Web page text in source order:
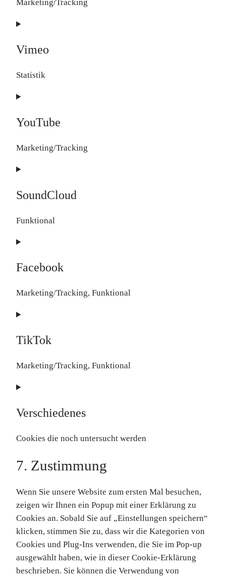
recaptcha
Marketing/Tracking
Consent
service
maps
Vimeo
Statistik
Consent
service
YouTube
Marketing/Tracking
Consent
service
SoundCloud
Funktional
Consent
service
Facebook
Marketing/Tracking, Funktional
Consent
service
TikTok
Marketing/Tracking, Funktional
Consent
service
Verschiedenes
Cookies die noch untersucht werden
Consent
to
7. Zustimmung
Wenn Sie unsere Website zum ersten Mal besuchen,
zeigen wir Ihnen ein Popup mit einer Erklärung zu
Cookies an. Sobald Sie auf „Einstellungen speichern“
klicken, stimmen Sie zu, dass wir die Kategorien von
Cookies und Plug-Ins verwenden, die Sie im Pop-up
ausgewählt haben, wie in dieser Cookie-Erklärung
beschrieben. Sie können die Verwendung von